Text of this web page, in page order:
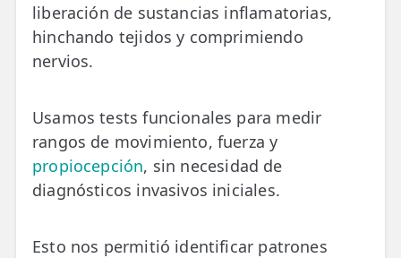
liberación de sustancias inflamatorias,
hinchando tejidos y comprimiendo
nervios.
Usamos tests funcionales para medir
rangos de movimiento, fuerza y
propiocepción, sin necesidad de
diagnósticos invasivos iniciales.
Esto nos permitió identificar patrones